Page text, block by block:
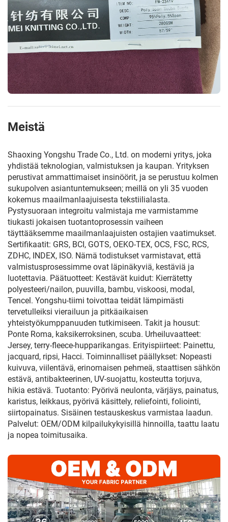
Meistä
Shaoxing Yongshu Trade Co., Ltd. on moderni yritys, joka
yhdistää teknologian, valmistuksen ja kaupan. Yrityksen
perustivat ammattimaiset insinöörit, ja se perustuu kolmen
sukupolven asiantuntemukseen; meillä on yli 35 vuoden
kokemus maailmanlaajuisesta tekstiilialasta.
Pystysuoraan integroitu valmistaja me varmistamme
tiukasti jokaisen tuotantoprosessin vaiheen
täyttääksemme maailmanlaajuisten ostajien vaatimukset.
Sertifikaatit: GRS, BCI, GOTS, OEKO-TEX, OCS, FSC, RCS,
ZDHC, INDEX, ISO. Nämä todistukset varmistavat, että
valmistusprosessimme ovat läpinäkyviä, kestäviä ja
luotettavia. Päätuotteet: Kestävät kuidut: Kierrätetty
polyesteeri/nailon, puuvilla, bambu, viskoosi, modal,
Tencel. Yongshu-tiimi toivottaa teidät lämpimästi
tervetulleiksi vierailuun ja pitkäaikaisen
yhteistyökumppanuuden tutkimiseen. Takit ja housut:
Ponte Roma, kaksikerroksinen, scuba. Urheiluvaatteet:
Jersey, terry-fleece-hupparikangas. Erityispiirteet: Painettu,
jacquard, ripsi, Hacci. Toiminnalliset päällykset: Nopeasti
kuivuva, viilentävä, erinomaisen pehmeä, staattisen sähkön
estävä, antibakteerinen, UV-suojattu, kosteutta torjuva,
hikia estävä. Tuotanto: Pyörivä neulonta, värjäys, painatus,
karistus, leikkaus, pyörivä käsittely, reliefointi, foliointi,
siirtopainatus. Sisäinen testauskeskus varmistaa laadun.
Palvelut: OEM/ODM kilpailukykyisillä hinnoilla, taattu laatu
ja nopea toimitusaika.